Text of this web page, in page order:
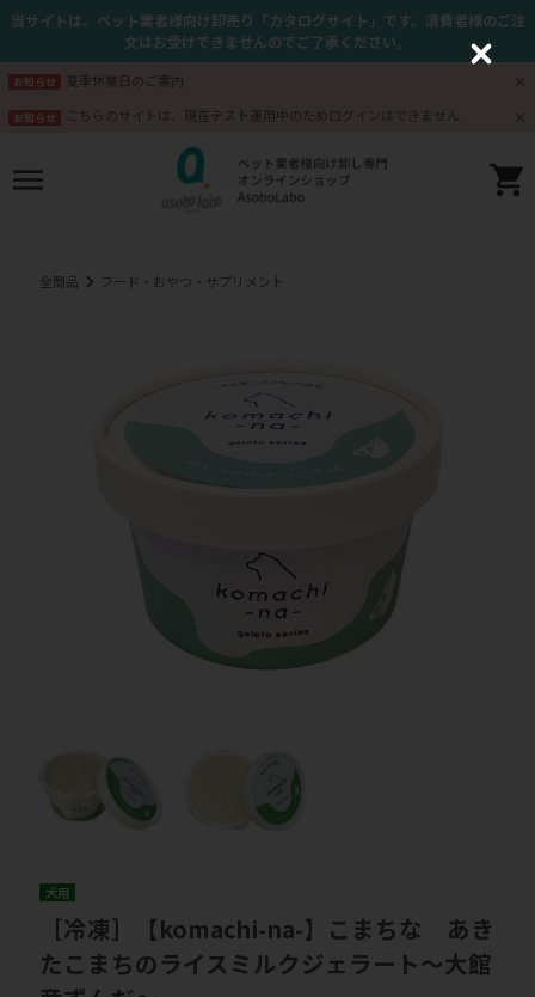
当サイトは、ペット業者様向け卸売り「カタログサイト」です。消費者様のご注
文はお受けできませんのでご了承ください。
お知らせ 夏季休業日のご案内
お知らせ こちらのサイトは、現在テスト運用中のためログインはできません
全商品 フード・おやつ・サプリメント
犬用
［冷凍］【komachi-na-】こまちな あき
たこまちのライスミルクジェラート～大館
C